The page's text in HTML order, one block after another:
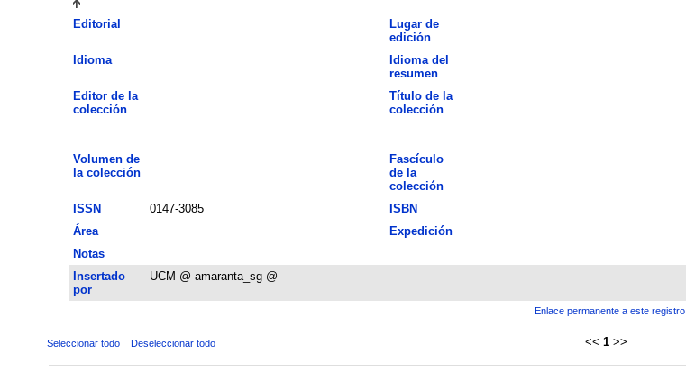
Editorial
Lugar de
edición
Idioma
Idioma del
resumen
Editor de la
colección
Título de la
colección
Volumen de
la colección
Fascículo
de la
colección
ISSN 0147-3085 ISBN
Área
Expedición
Notas
Insertado
por
UCM @ amaranta_sg @
Enlace permanente a este registro
Seleccionar todo Deseleccionar todo << 1 >>